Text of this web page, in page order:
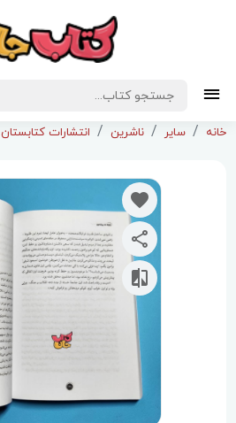
خانه سایر ناشرین انتشارات کتابستان